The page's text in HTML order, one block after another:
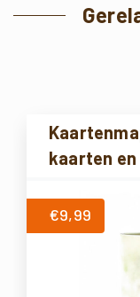
kaarten en
€9,99